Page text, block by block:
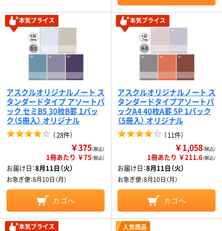
本気プライス
アスクルオリジナルノート ス
タンダードタイプ アソートパ
ック セミB5 30枚B罫 1パッ
ク（5冊入） オリジナル
（28件）
￥375（税込）
1冊あたり ￥75（税込）
お届け日：8月11日（火）
お急ぎ便：8月10日（月）
カゴへ
本気プライス
アスクルオリジナルノート ス
タンダードタイプアソートパ
ックA4 40枚A罫 5P 1パック
（5冊入） オリジナル
（11件）
￥1,058（税込）
1冊あたり ￥211.6（税込）
お届け日：8月11日（火）
お急ぎ便：8月10日（月）
カゴへ
本気プライス 人気商品